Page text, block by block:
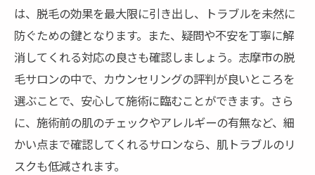
カウンセリングで聞くべき質問
契約前に確認する条件
アフターケアの重要性
友人や同僚からのおすすめを活用
自分に合った脱毛プランを見極める
脱毛で実現する美肌への第一歩とは？
脱毛が肌に与えるプラスの影響
は、脱毛の効果を最大限に引き出し、トラブルを未然に
防ぐための鍵となります。また、疑問や不安を丁寧に解
消してくれる対応の良さも確認しましょう。志摩市の脱
毛サロンの中で、カウンセリングの評判が良いところを
選ぶことで、安心して施術に臨むことができます。さら
に、施術前の肌のチェックやアレルギーの有無など、細
かい点まで確認してくれるサロンなら、肌トラブルのリ
スクも低減されます。